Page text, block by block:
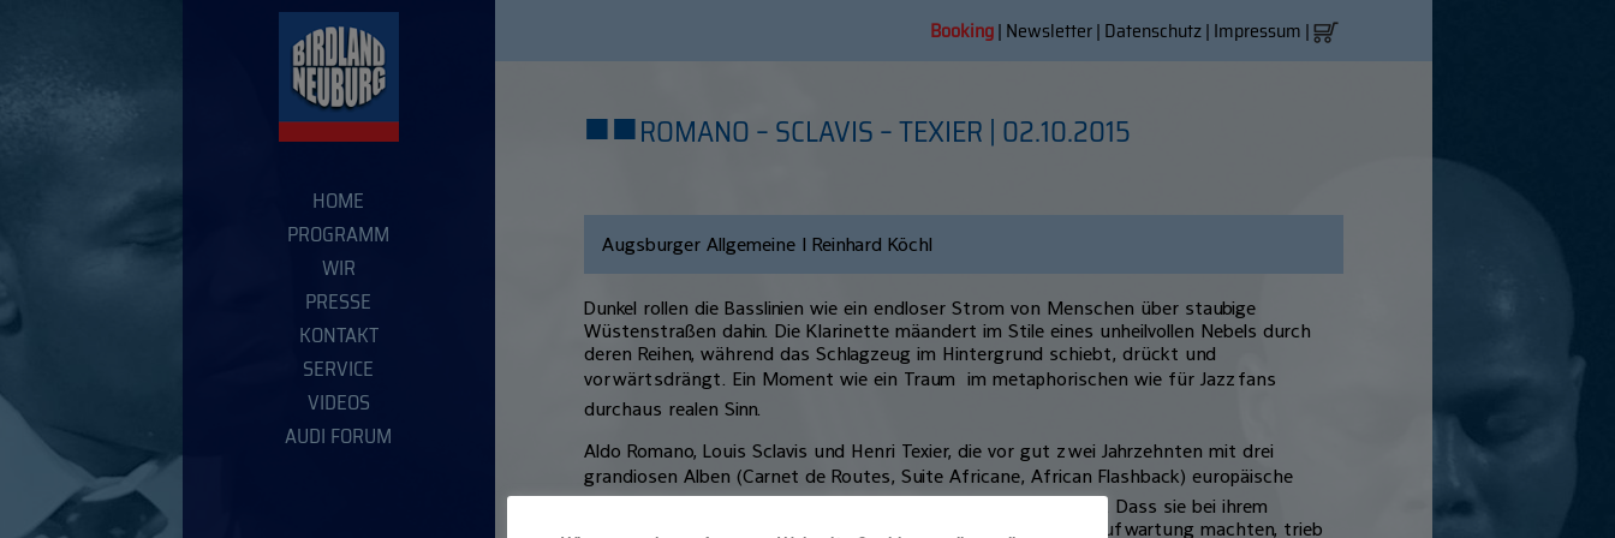
HOME
PROGRAMM
WIR
PRESSE
KONTAKT
SERVICE
VIDEOS
AUDI FORUM
Booking| Newsletter| Datenschutz| Impressum |
■■ROMANO – SCLAVIS – TEXIER | 02.10.2015
Augsburger Allgemeine | Reinhard Köchl
Dunkel rollen die Basslinien wie ein endloser Strom von Menschen über staubige
Wüstenstraßen dahin. Die Klarinette mäandert im Stile eines unheilvollen Nebels durch
deren Reihen, während das Schlagzeug im Hintergrund schiebt, drückt und
vorwärtsdrängt. Ein Moment wie ein Traum  im metaphorischen wie für Jazzfans
durchaus realen Sinn.
Aldo Romano, Louis Sclavis und Henri Texier, die vor gut zwei Jahrzehnten mit drei
grandiosen Alben (Carnet de Routes, Suite Africane, African Flashback) europäische
Jazzgeschichte schrieben, haben sich wieder zusammengetan. Dass sie bei ihrem
Comeback auch noch dem Birdland-Jazzclub in Neuburg ihre Aufwartung machten, trieb